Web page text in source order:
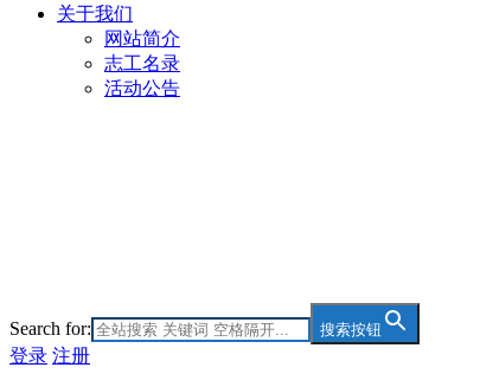
关于我们
网站简介
志工名录
活动公告
Search for: 搜索按钮
登录 注册